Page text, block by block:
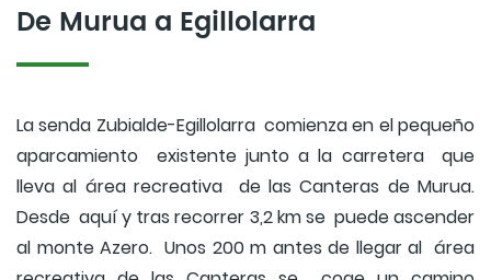
De Murua a Egillolarra
La senda Zubialde-Egillolarra comienza en el pequeño
aparcamiento existente junto a la carretera que
lleva al área recreativa de las Canteras de Murua.
Desde aquí y tras recorrer 3,2 km se puede ascender
al monte Azero. Unos 200 m antes de llegar al área